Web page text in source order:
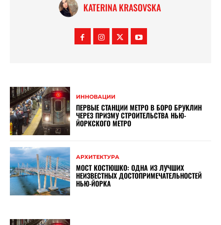
KATERINA KRASOVSKA
ИННОВАЦИИ
ПЕРВЫЕ СТАНЦИИ МЕТРО В БОРО БРУКЛИН
ЧЕРЕЗ ПРИЗМУ СТРОИТЕЛЬСТВА НЬЮ-
ЙОРКСКОГО МЕТРО
АРХИТЕКТУРА
МОСТ КОСТЮШКО: ОДНА ИЗ ЛУЧШИХ
НЕИЗВЕСТНЫХ ДОСТОПРИМЕЧАТЕЛЬНОСТЕЙ
НЬЮ-ЙОРКА